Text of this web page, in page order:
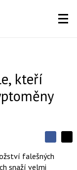
kteří
S
d
S
í
falešných
snaží velmi